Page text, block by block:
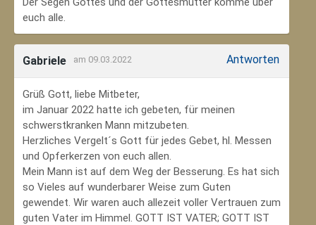
euch alle.
Gabriele am 09.03.2022 Antworten
Grüß Gott, liebe Mitbeter,
im Januar 2022 hatte ich gebeten, für meinen
schwerstkranken Mann mitzubeten.
Herzliches Vergelt´s Gott für jedes Gebet, hl. Messen
und Opferkerzen von euch allen.
Mein Mann ist auf dem Weg der Besserung. Es hat sich
so Vieles auf wunderbarer Weise zum Guten
gewendet. Wir waren auch allezeit voller Vertrauen zum
guten Vater im Himmel. GOTT IST VATER; GOTT IST